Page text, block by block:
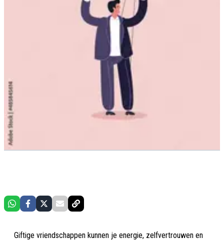
Giftige vriendschappen kunnen je energie, zelfvertrouwen en